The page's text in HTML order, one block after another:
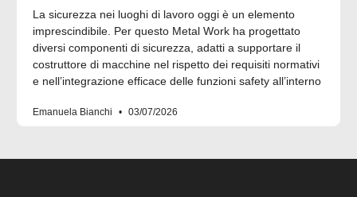
La sicurezza nei luoghi di lavoro oggi è un elemento
imprescindibile. Per questo Metal Work ha progettato
diversi componenti di sicurezza, adatti a supportare il
costruttore di macchine nel rispetto dei requisiti normativi
e nell’integrazione efficace delle funzioni safety all’interno
Emanuela Bianchi 03/07/2026